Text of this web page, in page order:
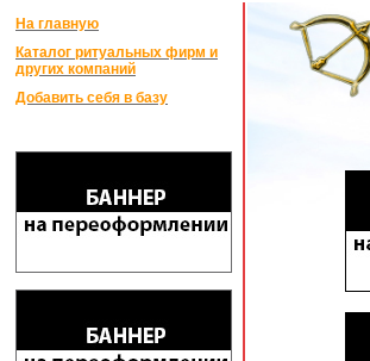
На главную
Каталог ритуальных фирм и
других компаний
Добавить себя в базу